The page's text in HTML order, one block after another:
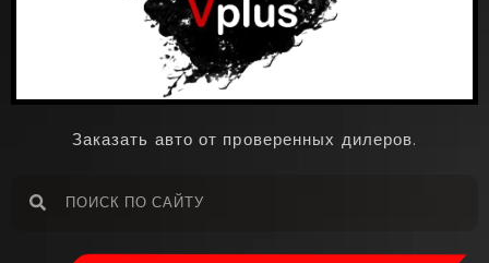
Заказать авто от проверенных дилеров.